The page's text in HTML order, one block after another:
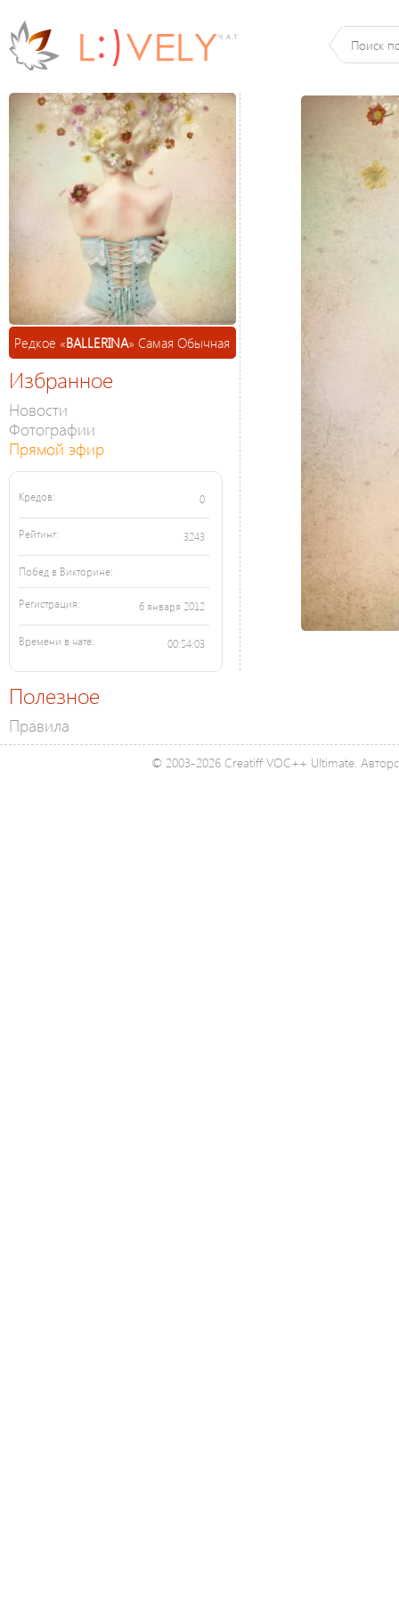
Редкое «BALLЕRINA» Самая Обычная
Избранное
Новости
Фотографии
Прямой эфир
Кредов: 0
Рейтинг: 3243
Побед в Викторине:
Регистрация: 6 января 2012
Времени в чате: 00:54:03
Полезное
Правила
© 2003-2026 Creatiff VOC++ Ultimate.